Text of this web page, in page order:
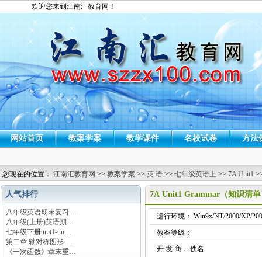
欢迎您来到江南汇教育网！
网站首页 教案学案 教学课件 名校试卷 方法
您现在的位置： 江南汇教育网 >> 教案学案 >> 英 语 >> 七年级英语上 >> 7A Unit1
人气排行
八年级英语期末复习…
八年级(上册)英语期…
七年级下册unit1-un…
第二章 轴对称图形 …
《一次函数》章末重…
7A Unit1 Grammar（知识清
运行环境： Win9x/NT/2000/XP/
教案等级：
开 发 商： 佚名